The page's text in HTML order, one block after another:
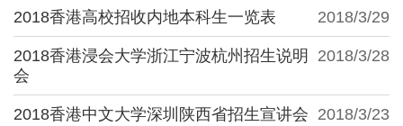
2018/3/29
2018香港高校招收内地本科生一览表
2018/3/28
2018香港浸会大学浙江宁波杭州招生说明
会
2018/3/23
2018香港中文大学深圳陕西省招生宣讲会